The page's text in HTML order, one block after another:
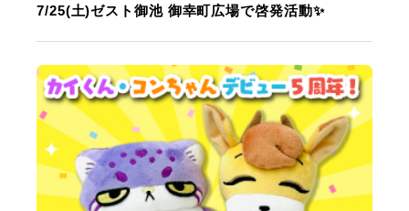
7/25(土)ゼスト御池 御幸町広場で啓発活動✨